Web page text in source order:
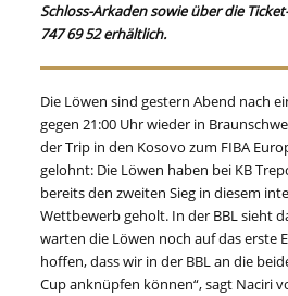
Schloss-Arkaden sowie über die
747 69 52 erhältlich.
Die Löwen sind gestern Abend nach
gegen 21:00 Uhr wieder in
der Trip in den Kosovo zum FIBA
gelohnt: Die Löwen haben bei KB
bereits den zweiten Sieg in diesem
Wettbewerb geholt. In der BBL sieht
warten die Löwen noch auf das erste
hoffen, dass wir in der BBL an die
Cup anknüpfen können“, sagt Naciri